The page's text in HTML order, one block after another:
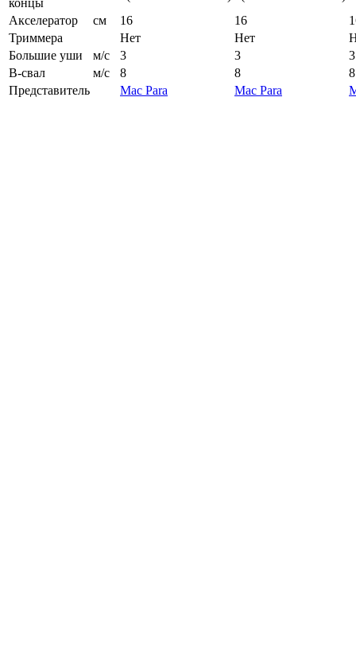
концы
Акселератор
см 16 16
Триммера
Нет Нет
Большие уши
м/с 3 3
3
B-свал
м/с 8 8
8
Представитель
Mac Para Mac Para